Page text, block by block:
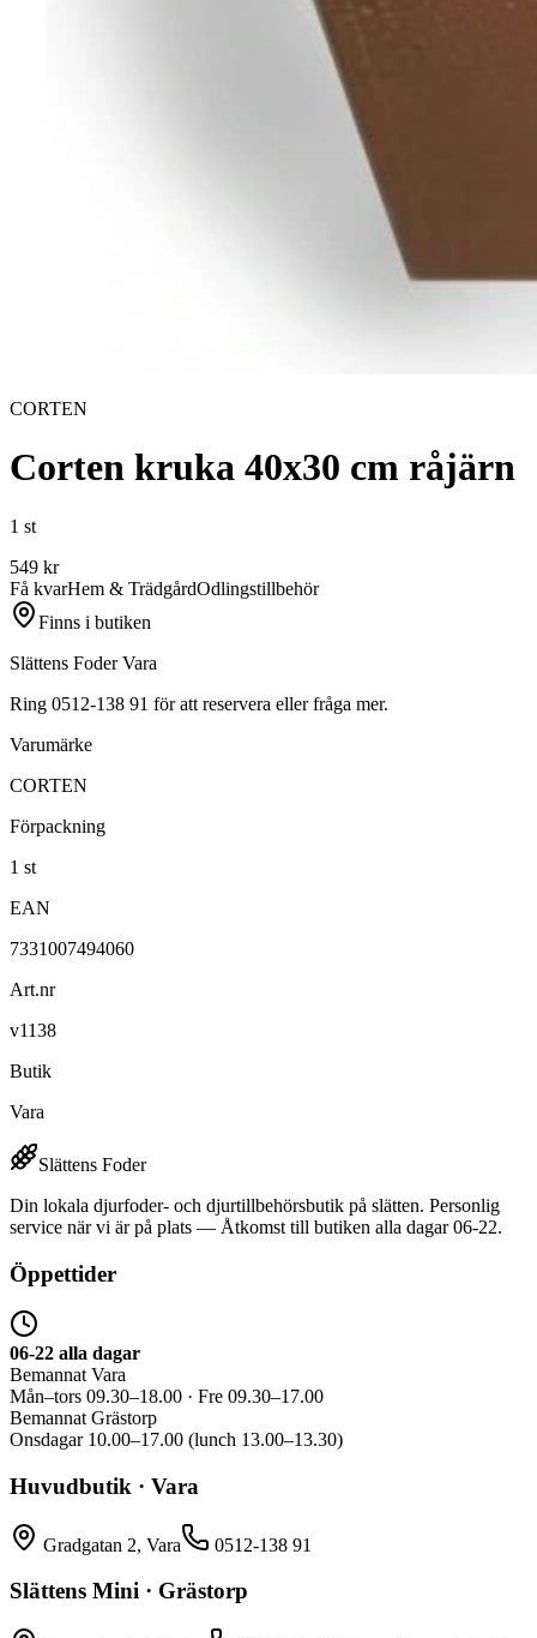
CORTEN
Corten kruka 40x30 cm råjärn
1 st
549 kr
Få kvarHem & TrädgårdOdlingstillbehör
Finns i butiken
Slättens Foder Vara
Ring 0512-138 91 för att reservera eller fråga mer.
Varumärke
CORTEN
Förpackning
1 st
EAN
7331007494060
Art.nr
v1138
Butik
Vara
Slättens Foder
Din lokala djurfoder- och djurtillbehörsbutik på slätten. Personlig
service när vi är på plats — Åtkomst till butiken alla dagar 06-22.
Öppettider
06-22 alla dagar
Bemannat Vara
Mån–tors 09.30–18.00 · Fre 09.30–17.00
Bemannat Grästorp
Onsdagar 10.00–17.00 (lunch 13.00–13.30)
Huvudbutik · Vara
Gradgatan 2, Vara 0512-138 91
Slättens Mini · Grästorp